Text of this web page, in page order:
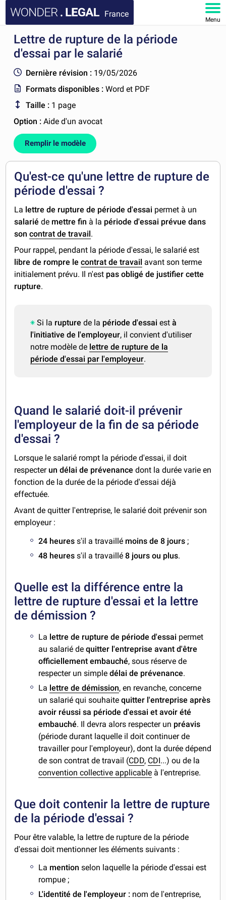
France
Menu
ACCUEIL
FAQ
MON COMPTE
Lettre de rupture de la période
d'essai par le salarié
Dernière révision : 19/05/2026
Formats disponibles :Word et PDF
Taille : 1 page
Option :Aide d'un avocat
Remplir le modèle
Qu'est-ce qu'une lettre de rupture de
période d'essai ?
La lettre de rupture de période d'essai permet à un
salarié de mettre fin à la période d'essai prévue dans
soncontrat de travail .
Pour rappel, pendant la période d'essai, le salarié est
libre de rompre lecontrat de travail avant son terme
initialement prévu. Il n'est pas obligé de justifier cette
rupture.
Si la rupturede la période d'essaiest à
l'initiative de l'employeur, il convient d'utiliser
notre modèle de lettre de rupture de la
période d'essai par l'employeur.
Quand le salarié doit-il prévenir
l'employeur de la fin de sa période
d'essai ?
Lorsque le salarié rompt la période d'essai, il doit
respecter un délai de prévenance dont la durée varie en
fonction de la durée de la période d'essai déjà
effectuée.
Avant de quitter l'entreprise, le salarié doit prévenir son
employeur :
24 heures s'il a travaillé moins de 8 jours ;
48 heuress'il a travaillé8 jours ou plus.
Quelle est la différence entre la
lettre de rupture d'essai et la lettre
de démission ?
La lettre de rupture de période d'essai permet
au salarié dequitter l'entreprise avant d'être
officiellement embauché, sous réserve de
respecter un simpledélai de prévenance.
La lettre de démission, en revanche, concerne
un salarié qui souhaite quitter l'entreprise après
avoir réussi sa période d'essai et avoir été
embauché. Il devra alors respecter un préavis
(période durant laquelle il doit continuer de
travailler pour l'employeur), dont la durée dépend
de son contrat de travail (CDD, CDI...) ou de la
convention collective applicable à l'entreprise.
Que doit contenir la lettre de rupture
de la période d'essai ?
Pour être valable, la lettre de rupture de la période
d'essai doit mentionner les éléments suivants :
La mention selon laquelle la période d'essai est
rompue ;
L'identité de l'employeur : nom de l'entreprise,